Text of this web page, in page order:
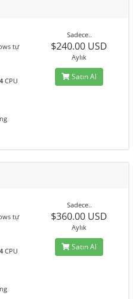
tự
CPU
Sadece..
$240.00 USD
Aylık
Satın Al
tự
CPU
Sadece..
$360.00 USD
Aylık
Satın Al